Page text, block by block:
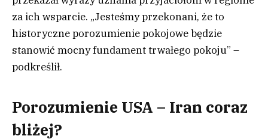
za ich wsparcie. „Jesteśmy przekonani, że to
historyczne porozumienie pokojowe będzie
stanowić mocny fundament trwałego pokoju” –
podkreślił.
Porozumienie USA – Iran coraz
bliżej?